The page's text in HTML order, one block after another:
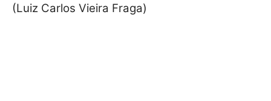
(Luiz Carlos Vieira Fraga)